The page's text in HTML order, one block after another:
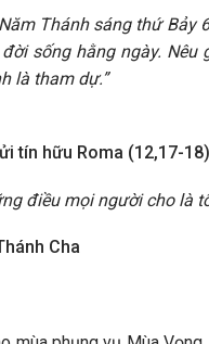
Thánh sáng thứ
sống hằng ngày.
là tham dự.”
tín hữu Roma (12,17-
điều mọi người cho là
Cha